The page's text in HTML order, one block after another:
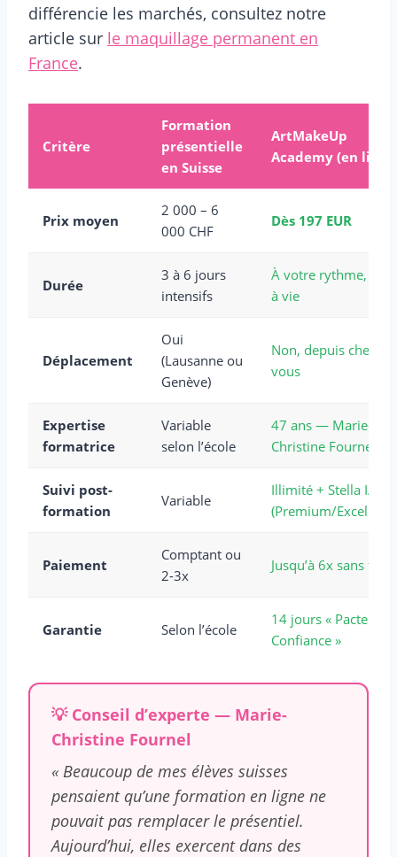
différencie les marchés, consultez notre
article sur le maquillage permanent en
France.
Critère
Formation
présentielle
en Suisse
ArtMakeUp
Academy (en
Prix moyen
2 000 – 6
000 CHF
Dès 197 EUR
Durée
3 à 6 jours
intensifs
À votre rythme,
à vie
Déplacement
Oui
(Lausanne ou
Genève)
Non, depuis chez
vous
Expertise
formatrice
Variable
selon l’école
47 ans — Marie-
Christine Fournel
Suivi post-
formation
Variable
Illimité + Stella IA
(Premium/
Paiement
Comptant ou
2-3x
Jusqu’à 6x sans frais
Garantie Selon l’école
14 jours « Pacte de
Confiance »
💡 Conseil d’experte — Marie-
Christine Fournel
« Beaucoup de mes élèves suisses
pensaient qu’une formation en ligne ne
pouvait pas remplacer le présentiel.
Aujourd’hui, elles exercent dans des